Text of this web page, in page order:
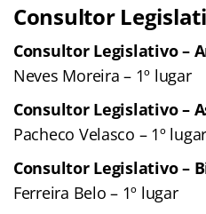
Consultor
Consultor Legislativo –
Neves Moreira – 1º lugar
Consultor Legislativo –
Pacheco Velasco – 1º lugar
Consultor Legislativo –
Ferreira Belo – 1º lugar